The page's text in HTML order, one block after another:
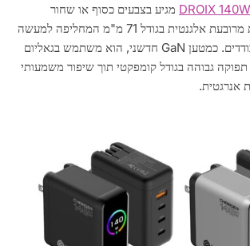
מגיע בצבעים כסוף או שחור
לבחירה, וכולל מסגרת מרובעת אלגנטית בגודל 71 מ"מ המחליפה למעשה
תיק מלא במתאמים בודדים. כמטען GaN חדשני, הוא משתמש בגאליום
תפוקה גבוהה בגודל קומפקטי תוך שיפור משמעותי
אנרגטית.